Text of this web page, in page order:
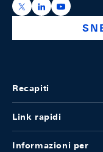
https://x.com/
https://https://
Recapiti
Link rapidi
Informazioni per